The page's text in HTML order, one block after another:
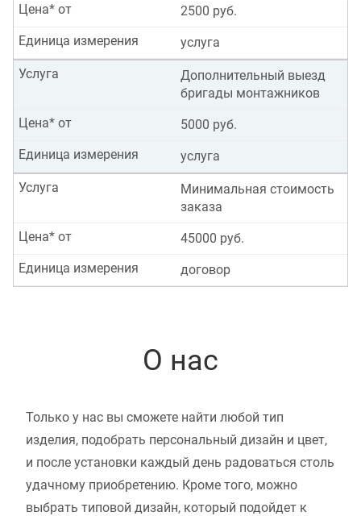
2500 руб.
Цена* от
услуга
Единица измерения
Дополнительный выезд
бригады монтажников
Услуга
5000 руб.
Цена* от
услуга
Единица измерения
Минимальная стоимость
заказа
Услуга
45000 руб.
Цена* от
договор
Единица измерения
О нас
Только у нас вы сможете найти любой тип
изделия, подобрать персональный дизайн и цвет,
и после установки каждый день радоваться столь
удачному приобретению. Кроме того, можно
выбрать типовой дизайн, который подойдет к